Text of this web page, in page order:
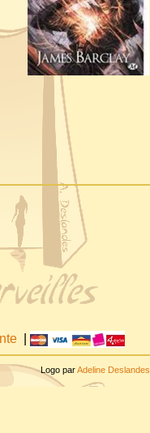
|
Logo parAdeline Deslandes